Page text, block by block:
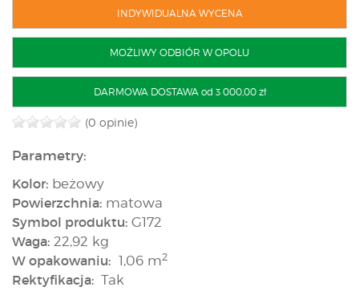
INDYWIDUALNA WYCENA
MOŻLIWY ODBIÓR W OPOLU
DARMOWA DOSTAWA od 3 000,00 zł
(0 opinie)
Parametry:
Kolor: beżowy
Powierzchnia: matowa
Symbol produktu: G172
Waga: 22,92 kg
W opakowaniu: 1,06 m2
Rektyfikacja: Tak